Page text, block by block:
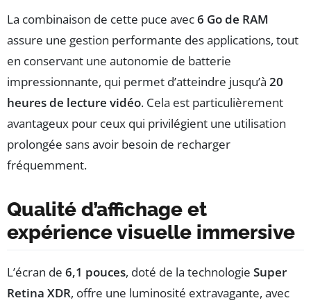
La combinaison de cette puce avec6 Go de RAM
assure une gestion performante des applications, tout
en conservant une autonomie de batterie
impressionnante, qui permet d’atteindre jusqu’à 20
heures de lecture vidéo. Cela est particulièrement
avantageux pour ceux qui privilégient une utilisation
prolongée sans avoir besoin de recharger
fréquemment.
Qualité d’affichage et
expérience visuelle immersive
L’écran de 6,1 pouces, doté de la technologie Super
Retina XDR, offre une luminosité extravagante, avec